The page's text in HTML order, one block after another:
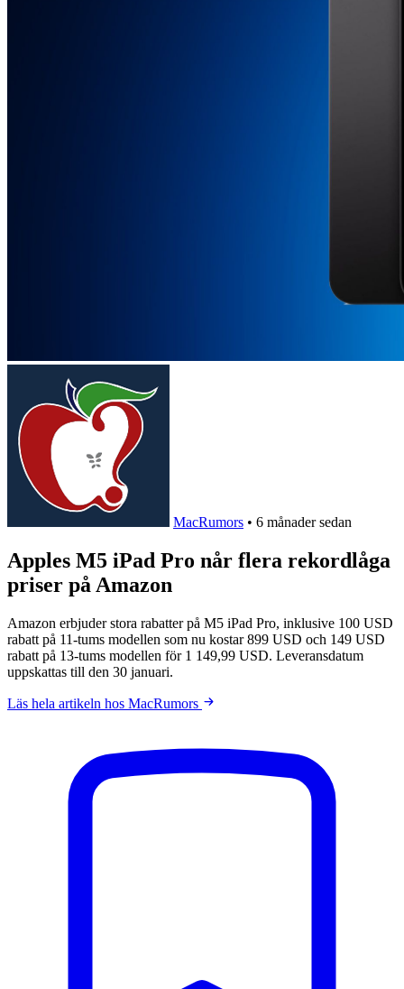
MacRumors • 6 månader sedan
Apples M5 iPad Pro når flera rekordlåga
priser på Amazon
Amazon erbjuder stora rabatter på M5 iPad Pro, inklusive 100 USD
rabatt på 11-tums modellen som nu kostar 899 USD och 149 USD
rabatt på 13-tums modellen för 1 149,99 USD. Leveransdatum
uppskattas till den 30 januari.
Läs hela artikeln hos MacRumors